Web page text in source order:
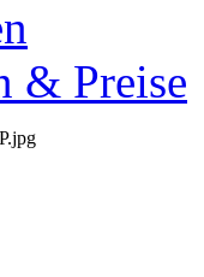
& Preise